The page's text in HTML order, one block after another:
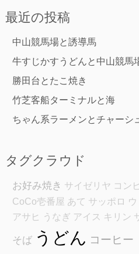
最近の投稿
中山競馬場と誘導馬
牛すじかすうどんと中山競馬
勝田台とたこ焼き
竹芝客船ターミナルと海
ちゃん系ラーメンとチャーシ
タグクラウド
お好み焼き サイゼリヤ コン
CoCo壱番屋 あて サッポロ
アサヒ
うなぎ アイス キリン
そば うどん コーヒー